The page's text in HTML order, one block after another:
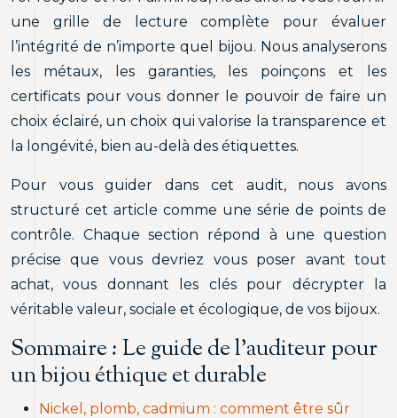
une grille de lecture complète pour évaluer
l’intégrité de n’importe quel bijou. Nous analyserons
les métaux, les garanties, les poinçons et les
certificats pour vous donner le pouvoir de faire un
choix éclairé, un choix qui valorise la transparence et
la longévité, bien au-delà des étiquettes.
Pour vous guider dans cet audit, nous avons
structuré cet article comme une série de points de
contrôle. Chaque section répond à une question
précise que vous devriez vous poser avant tout
achat, vous donnant les clés pour décrypter la
véritable valeur, sociale et écologique, de vos bijoux.
Sommaire : Le guide de l’auditeur pour
un bijou éthique et durable
Nickel, plomb, cadmium : comment être sûr